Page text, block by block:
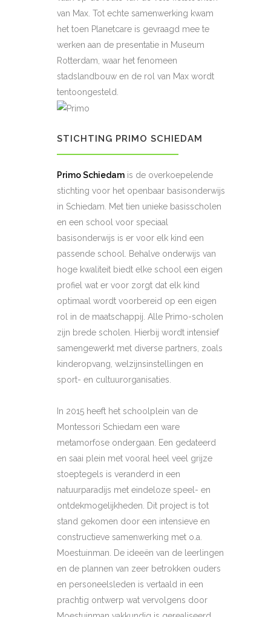
van Max. Tot echte samenwerking kwam
het toen Planetcare is gevraagd mee te
werken aan de presentatie in Museum
Rotterdam, waar het fenomeen
stadslandbouw en de rol van Max wordt
tentoongesteld.
STICHTING PRIMO SCHIEDAM
Primo Schiedam is de overkoepelende
stichting voor het openbaar basisonderwijs
in Schiedam. Met tien unieke basisscholen
en een school voor speciaal
basisonderwijs is er voor elk kind een
passende school. Behalve onderwijs van
hoge kwaliteit biedt elke school een eigen
profiel wat er voor zorgt dat elk kind
optimaal wordt voorbereid op een eigen
rol in de maatschappij. Alle Primo-scholen
zijn brede scholen. Hierbij wordt intensief
samengewerkt met diverse partners, zoals
kinderopvang, welzijnsinstellingen en
sport- en cultuurorganisaties.
In 2015 heeft het schoolplein van de
Montessori Schiedam een ware
metamorfose ondergaan. Een gedateerd
en saai plein met vooral heel veel grijze
stoeptegels is veranderd in een
natuurparadijs met eindeloze speel- en
ontdekmogelijkheden. Dit project is tot
stand gekomen door een intensieve en
constructieve samenwerking met o.a.
Moestuinman. De ideeën van de leerlingen
en de plannen van zeer betrokken ouders
en personeelsleden is vertaald in een
prachtig ontwerp wat vervolgens door